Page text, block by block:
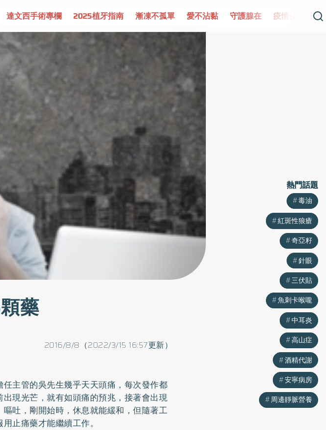
2025植牙指南 漸凍不孤單 愛不沾黏 守護腺在 疫情保衛戰 再生醫學 愛的
藥
2016/8/8（2022/3/15 16:57更新）
任主管的吳先生幾乎天天頭痛，每次發作都
現光芒，就有如頭痛的預兆，接著會出現
嘔吐 ，剛開始時，休息就能緩和，但隨著工
止痛藥才能繼續工作。
熱門話題
毒油
紅斑性狼瘡
奇亞籽
針眼
三伏貼
魚刺卡喉嚨
中耳炎
高山症
酒精代謝
安寧病房
周邊靜脈營養
熱門話題
毒油
紅斑性狼瘡
奇亞籽
針眼
三伏貼
魚刺卡喉嚨
中耳炎
高山症
酒精代謝
安寧病房
周邊靜脈營養